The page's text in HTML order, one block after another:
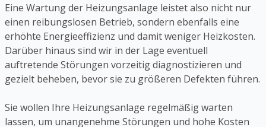
Eine Wartung der Heizungsanlage leistet also nicht nur
einen reibungslosen Betrieb, sondern ebenfalls eine
erhöhte Energieeffizienz und damit weniger Heizkosten.
Darüber hinaus sind wir in der Lage eventuell
auftretende Störungen vorzeitig diagnostizieren und
gezielt beheben, bevor sie zu größeren Defekten führen.
Sie wollen Ihre Heizungsanlage regelmäßig warten
lassen, um unangenehme Störungen und hohe Kosten